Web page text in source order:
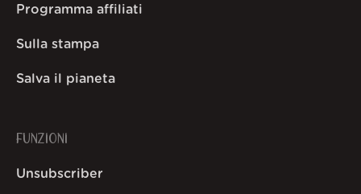
Programma affiliati
Sulla stampa
Salva il pianeta
FUNZIONI
Unsubscriber